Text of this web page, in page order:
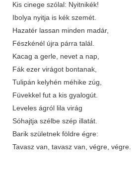
Kis cinege szólal: Nyitnikék!
Ibolya nyitja is kék szemét.
Hazatér lassan minden madár,
Fészkénél újra párra talál.
Kacag a gerle, nevet a nap,
Fák ezer virágot bontanak,
Tulipán kelyhén méhike zúg,
Füvekkel fut a kis gyalogút.
Leveles ágról lila virág
Sóhajtja szélbe szép illatát.
Barik születnek földre égre:
Tavasz van, tavasz van, végre, végre.